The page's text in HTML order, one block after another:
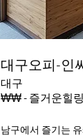
대구오피-인
대구
₩₩ - 즐거운힐링
남구에서 즐기는